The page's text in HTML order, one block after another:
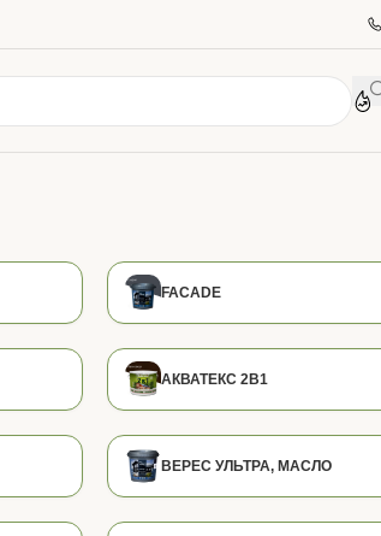
FACADE
АКВАТЕКС 2В1
ВЕРЕС УЛЬТРА, МАСЛО